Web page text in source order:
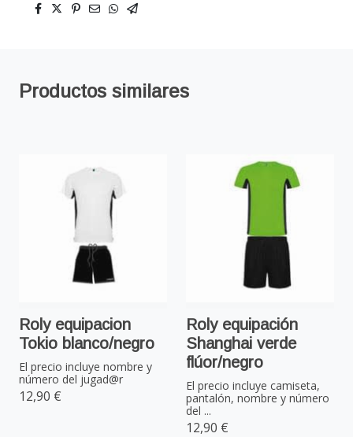
Productos similares
Roly equipacion
Tokio blanco/negro
El precio incluye nombre y
número del jugad@r
12,90 €
Roly equipación
Shanghai verde
flúor/negro
El precio incluye camiseta,
pantalón, nombre y número
del ...
12,90 €